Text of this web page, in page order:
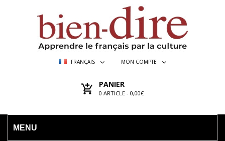
FRANÇAIS MON COMPTE
PANIER
0 ARTICLE - 0,00€
MENU